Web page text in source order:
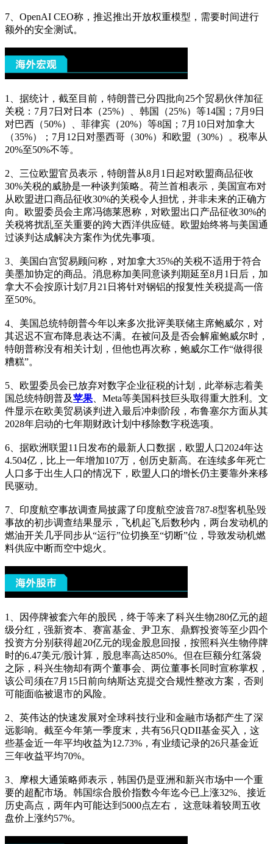
7、OpenAI CEO称，推迟推出开放权重模型，需要时间进行
额外的安全测试。
1、据统计，截至目前，特朗普已分四批向25个贸易伙伴加征
关税：7月7日对日本（25%）、韩国（25%）等14国；7月9日
对巴西（50%）、菲律宾（20%）等8国；7月10日对加拿大
（35%）；7月12日对墨西哥（30%）和欧盟（30%）。税率从
20%至50%不等。
2、三位欧盟官员表示，特朗普从8月1日起对欧盟商品征收
30%关税的威胁是一种谈判策略。荷兰首相表示，美国宣布对
从欧盟进口商品征收30%的关税令人担忧，并非未来的正确方
向。欧盟委员会主席冯德莱恩称，对欧盟出口产品征收30%的
关税将扰乱至关重要的跨大西洋供应链。欧盟始终将与美国通
过谈判达成解决方案作为优先事项。
3、美国白宫贸易顾问称，对加拿大35%的关税不适用于符合
美墨加协定的商品。消息称加美同意谈判期延至8月1日后，加
拿大不会按原计划7月21日将针对钢铝的报复性关税提高一倍
至50%。
4、美国总统特朗普今年以来多次批评美联储主席鲍威尔，对
其迟迟不宣布降息表达不满。在被问及是否会解雇鲍威尔时，
特朗普称没有相关计划，但他也再次称，鲍威尔工作“做得很
糟糕”。
5、欧盟委员会已放弃对数字企业征税的计划，此举标志着美
国总统特朗普及苹果 、Meta等美国科技巨头取得重大胜利。文
件显示在欧美贸易谈判进入最后冲刺阶段，布鲁塞尔方面从其
2028年启动的七年期财政计划中移除数字税选项。
6、据欧洲联盟11日发布的最新人口数据，欧盟人口2024年达
4.504亿，比上一年增加107万，创历史新高。在连续多年死亡
人口多于出生人口的情况下，欧盟人口的增长仍主要靠外来移
民驱动。
7、印度航空事故调查局披露了印度航空波音787-8型客机坠毁
事故的初步调查结果显示，飞机起飞后数秒内，两台发动机的
燃油开关几乎同步从“运行”位切换至“切断”位，导致发动机燃
料供应中断而空中熄火。
1、因停牌被套六年的股民，终于等来了科兴生物280亿元的超
级分红，强新资本、赛富基金、尹卫东、鼎辉投资等至少四个
投资方分别获得超20亿元的现金股息回报，按照科兴生物停牌
时的6.47美元/股计算，股息率高达850%。但在巨额分红落袋
之际，科兴生物却有两个董事会、两位董事长同时宣称掌权，
该公司须在7月15日前向纳斯达克提交合规性整改方案，否则
可能面临被退市的风险。
2、英伟达的快速发展对全球科技行业和金融市场都产生了深
远影响。截至今年第一季度末，共有56只QDII基金买入，这
些基金近一年平均收益为12.73%，有业绩记录的26只基金近
三年收益平均70%。
3、摩根大通策略师表示，韩国仍是亚洲和新兴市场中一个重
要的超配市场。韩国综合股价指数今年迄今已上涨32%、接近
历史高点，两年内可能达到5000点左右， 这意味着较周五收
盘价上涨约57%。